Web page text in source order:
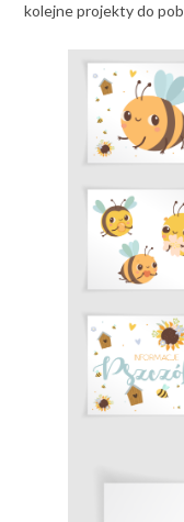
kolejne projekty do